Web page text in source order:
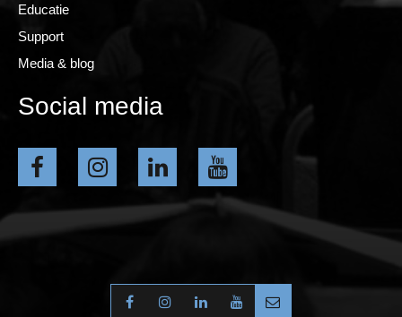
Educatie
Support
Media & blog
Social media